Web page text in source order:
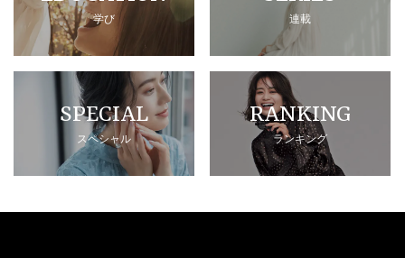
学び 連載
SPECIAL
スペシャル
RANKING
ランキング